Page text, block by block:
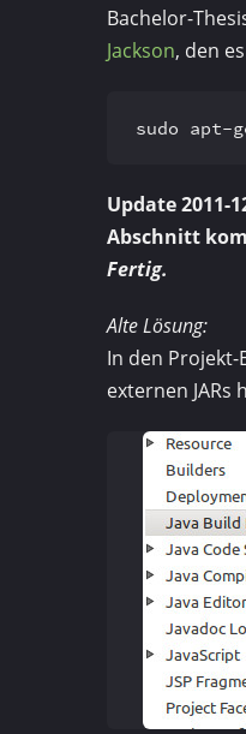
Bachelor-
Jackson, den
sudo
Update 2011-
Abschnitt
Fertig.
Alte Lösung:
In den Projekt-
externen JARs